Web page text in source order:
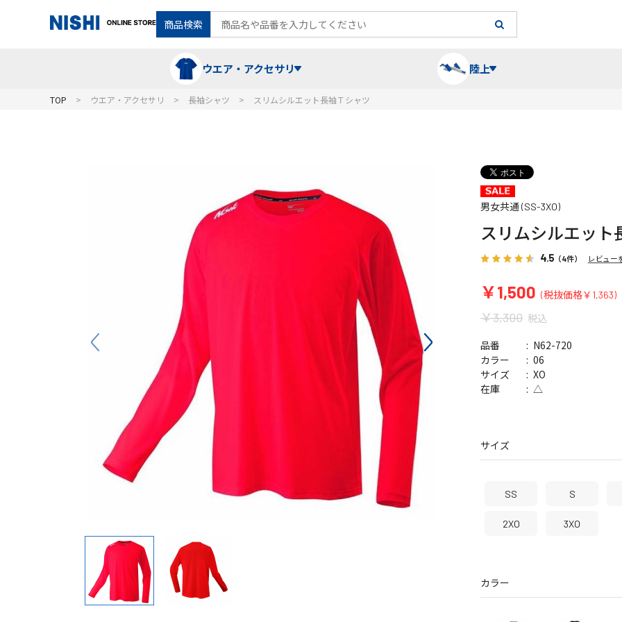
商品検索
ウエア・アクセサリ
ランニングシャツ・パンツ レーシングシャツ・タイツ
スウェット ウインドブレーカー ベス
コート ソックス
バッグ
アクセサリ
陸上
グラウンド用品 消耗品・スペアパーツ
フォーム・動きづくり プライオボックス ミ
メディシンボール ラダー・マーカー
TOP ウエア・アクセサリ 長袖シャツ スリムシルエット長袖Ｔシャツ
男女共通 (SS-3XO)
スリムシルエット
4.5 （4件） レビュー
￥1,500 (税抜価格￥1,363)
￥3,300 税込
品番 N62-720
サイズ XO
カラー 06
在庫 △
サイズ
SS S
2XO 3XO
カラー